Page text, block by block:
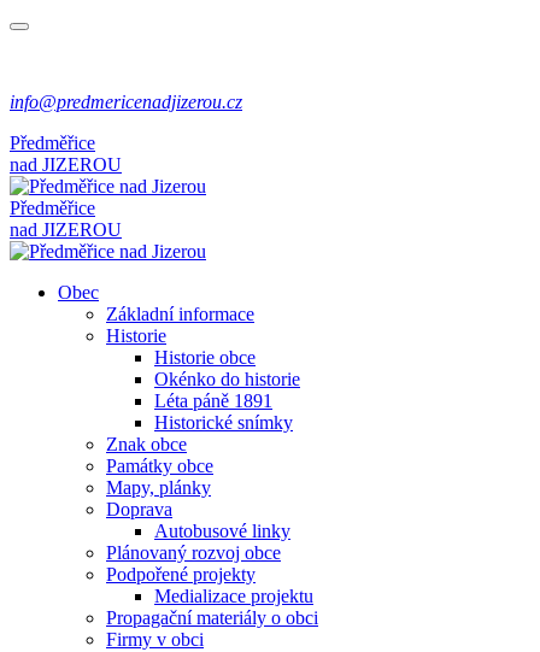
info@predmericenadjizerou.cz
Předměřice
nad JIZEROU
Předměřice
nad JIZEROU
Obec
Základní informace
Historie
Historie obce
Okénko do historie
Léta páně 1891
Historické snímky
Znak obce
Památky obce
Mapy, plánky
Doprava
Autobusové linky
Plánovaný rozvoj obce
Podpořené projekty
Medializace projektu
Propagační materiály o obci
Firmy v obci